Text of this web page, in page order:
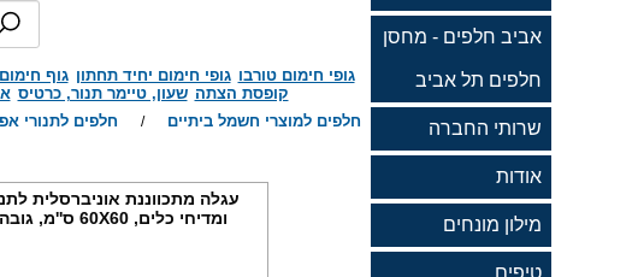
אביב חלפים - מחסן
חלפים תל אביב
שרותי החברה
אודות
מילון מונחים
טיפים
גופי חימום טורבו גופי חימום יחיד תחתון גוף
קופסת הצתה שעון, טיימר תנור, כרטיס
חלפים למוצרי חשמל ביתיים
/ חלפים לתנורי
עגלה מתכווננת אוניברסלית
ומדיחי כלים, 60X60 ס''מ, גובה 4 ס''מ